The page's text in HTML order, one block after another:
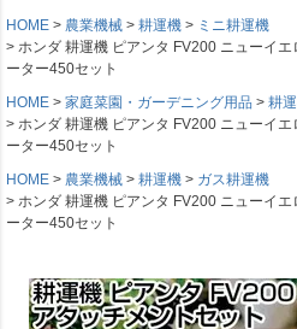
HOME
農業機械 耕運機
ミニ耕運機
ホンダ 耕運機 ピアンタ FV200 ニューイ
ーター450セット
HOME
家庭菜園・ガーデニング用品 耕
ホンダ 耕運機 ピアンタ FV200 ニューイ
ーター450セット
HOME
農業機械 耕運機
ガス耕運機
ホンダ 耕運機 ピアンタ FV200 ニューイ
ーター450セット